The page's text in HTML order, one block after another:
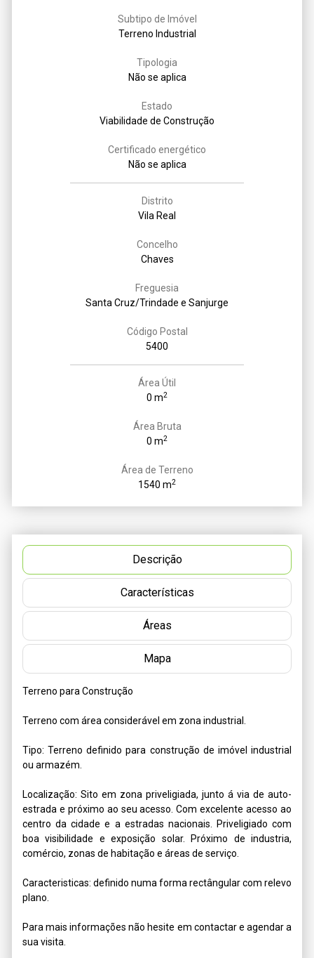
Subtipo de Imóvel
Terreno Industrial
Tipologia
Não se aplica
Estado
Viabilidade de Construção
Certificado energético
Não se aplica
Distrito
Vila Real
Concelho
Chaves
Freguesia
Santa Cruz/Trindade e Sanjurge
Código Postal
5400
Área Útil
0 m2
Área Bruta
0 m2
Área de Terreno
1540 m2
Descrição
Características
Áreas
Mapa
Terreno para Construção
Terreno com área considerável em zona industrial.
Tipo: Terreno definido para construção de imóvel industrial
ou armazém.
Localização: Sito em zona priveligiada, junto á via de auto-
estrada e próximo ao seu acesso. Com excelente acesso ao
centro da cidade e a estradas nacionais. Priveligiado com
boa visibilidade e exposição solar. Próximo de industria,
comércio, zonas de habitação e áreas de serviço.
Caracteristicas: definido numa forma rectângular com relevo
plano.
Para mais informações não hesite em contactar e agendar a
sua visita.